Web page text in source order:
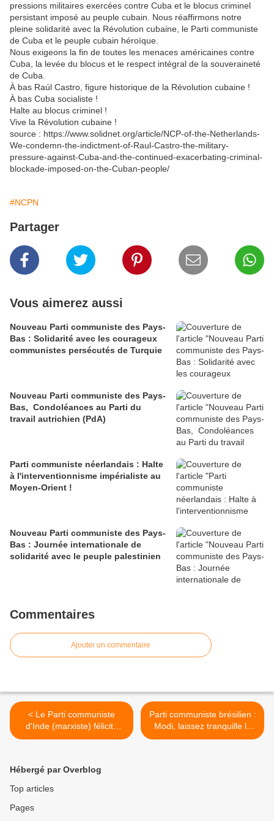
pressions militaires exercées contre Cuba et le blocus criminel
persistant imposé au peuple cubain. Nous réaffirmons notre
pleine solidarité avec la Révolution cubaine, le Parti communiste
de Cuba et le peuple cubain héroïque.
Nous exigeons la fin de toutes les menaces américaines contre
Cuba, la levée du blocus et le respect intégral de la souveraineté
de Cuba.
À bas Raúl Castro, figure historique de la Révolution cubaine !
À bas Cuba socialiste !
Halte au blocus criminel !
Vive la Révolution cubaine !
source : https://www.solidnet.org/article/NCP-of-the-Netherlands-
We-condemn-the-indictment-of-Raul-Castro-the-military-
pressure-against-Cuba-and-the-continued-exacerbating-criminal-
blockade-imposed-on-the-Cuban-people/
#NCPN
Partager
Vous aimerez aussi
Nouveau Parti communiste des Pays-
Bas : Solidarité avec les courageux
communistes persécutés de Turquie
Nouveau Parti communiste des Pays-
Bas, Condoléances au Parti du
travail autrichien (PdA)
Parti communiste néerlandais : Halte
à l'interventionnisme impérialiste au
Moyen-Orient !
Nouveau Parti communiste des Pays-
Bas : Journée internationale de
solidarité avec le peuple palestinien
Commentaires
Ajouter un commentaire
< Le Parti communiste
d'Inde (marxiste) félicite
Raúl pour son 95e
Parti communiste brésilien :
Modi, laissez tranquille le
Parti communiste d'Inde
Hébergé par Overblog
Top articles
Pages